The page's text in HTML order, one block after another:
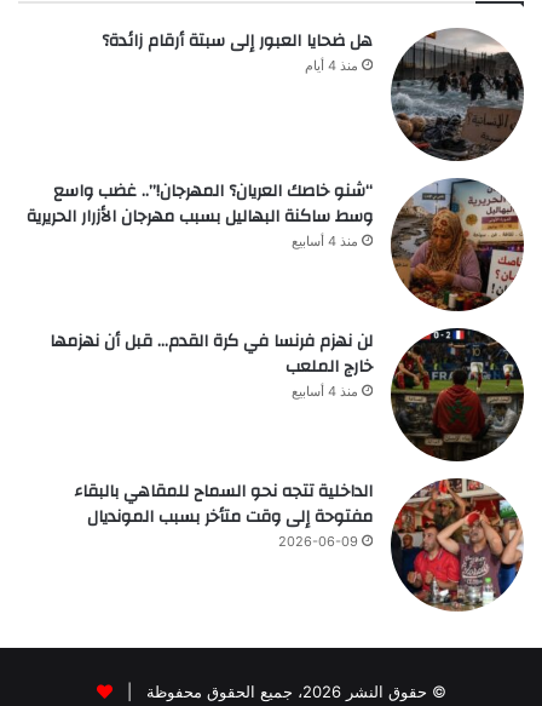
هل ضحايا العبور إلى سبتة أرقام زائدة؟
منذ 4 أيام
“شنو خاصك العريان؟ المهرجان!”.. غضب واسع
وسط ساكنة البهاليل بسبب مهرجان الأزرار الحريرية
منذ 4 أسابيع
لن نهزم فرنسا في كرة القدم… قبل أن نهزمها
خارج الملعب
منذ 4 أسابيع
الداخلية تتجه نحو السماح للمقاهي بالبقاء
مفتوحة إلى وقت متأخر بسبب المونديال
2026-06-09
© حقوق النشر 2026، جميع الحقوق محفوظة |